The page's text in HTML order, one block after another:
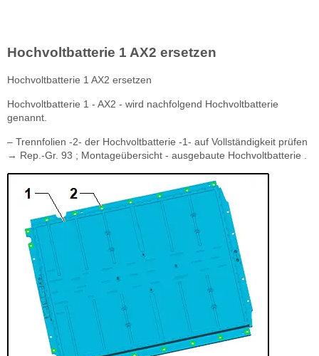
Hochvoltbatterie 1 AX2 ersetzen
Hochvoltbatterie 1 AX2 ersetzen
Hochvoltbatterie 1 - AX2 - wird nachfolgend Hochvoltbatterie
genannt.
– Trennfolien -2- der Hochvoltbatterie -1- auf Vollständigkeit prüfen
→ Rep.-Gr. 93 ; Montageübersicht - ausgebaute Hochvoltbatterie .